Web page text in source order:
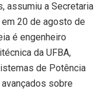
assumiu a Secretaria
20 de agosto de
é engenheiro
da UFBA,
de Potência
sobre